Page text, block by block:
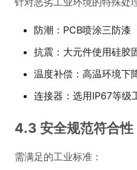
防潮：PCB喷涂三防漆
抗震：大元件使用硅胶
温度补偿：高温环境下
连接器：选用IP67等级
4.3 安全规范符合性
需满足的工业标准：